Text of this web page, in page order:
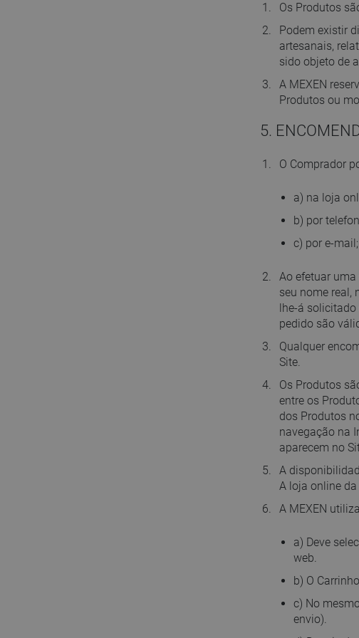
Os Produtos
Podem existir
artesanais,
sido objeto de
A MEXEN
Produtos ou
5.
O Comprador
a) na loja
b) por
c) por e-mail;
Ao efetuar
seu nome real,
lhe-á
pedido são
Qualquer
Site.
Os Produtos
entre os
dos Produtos
navegação na
aparecem no
A
A loja online
A MEXEN
a) Deve
web.
b) O
c) No
envio).